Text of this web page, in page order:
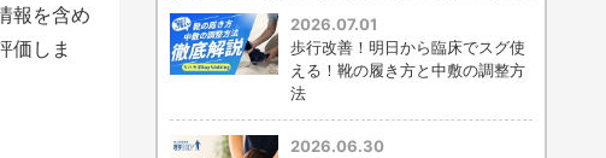
報を含め
価しま
2026.07.01
歩行改善！明日から臨床でスグ使
える！靴の履き方と中敷の調整方
法
2026.06.30